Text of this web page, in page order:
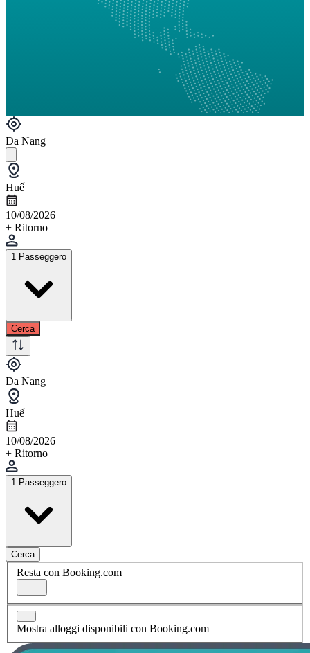
Da Nang
Huế
10/08/2026
+ Ritorno
1 Passeggero
Cerca
Da Nang
Huế
10/08/2026
+ Ritorno
1 Passeggero
Cerca
Resta con Booking.com
Mostra alloggi disponibili con Booking.com